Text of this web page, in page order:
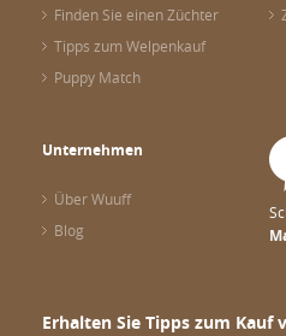
Finden Sie einen Züchter
Tipps zum Welpenkauf
Puppy Match
Unternehmen
Über Wuuff
Blog
Erhalten Sie Tipps zum Kauf